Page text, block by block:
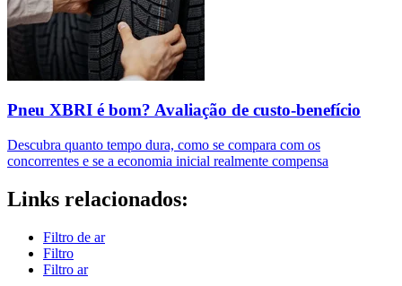
Pneu XBRI é bom? Avaliação de custo-benefício
Descubra quanto tempo dura, como se compara com os
concorrentes e se a economia inicial realmente compensa
Links relacionados:
Filtro de ar
Filtro
Filtro ar